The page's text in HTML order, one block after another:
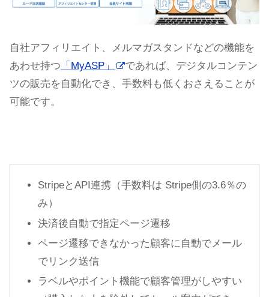
自社アフィリエイト、メルマガスタンドなどの機能を
あわせ持つ 「MyASP」
であれば、デジタルコンテン
ツの販売を自動化でき、手数料も低くおさえることが
可能です。
StripeとAPI連携（手数料は Stripe側の3.6％の
み）
決済後自動で指定ページ遷移
ページ遷移できなかった顧客に自動でメール
でリンク送信
ラベルやポイント機能で顧客管理がしやすい